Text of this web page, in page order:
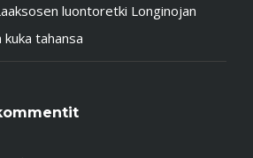
luontoretki Longinojan
tahansa